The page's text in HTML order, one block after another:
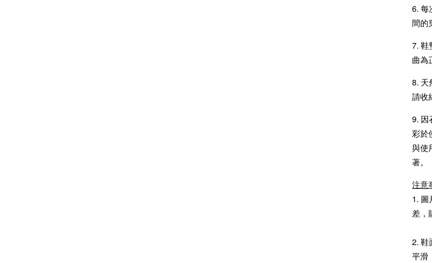
6. 每
間的
7. 鞋
曲為
8. 天
請收
9. 因
彩於
與使
著。
注意
1.
差，
2. 鞋
平滑